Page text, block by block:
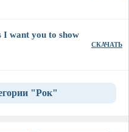
I want you to show
СКАЧАТЬ
"Рок"